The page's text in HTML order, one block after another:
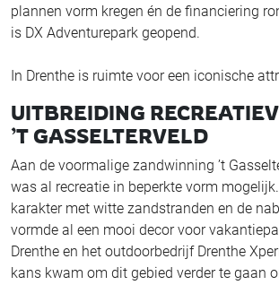
plannen vorm kregen én de financiering
is DX Adventurepark geopend.
In Drenthe is ruimte voor een iconische
UITBREIDING
’T GASSELTERVELD
Aan de voormalige zandwinning ’t
was al recreatie in beperkte vorm
karakter met witte zandstranden en de
vormde al een mooi decor voor
Drenthe en het outdoorbedrijf Drenthe
kans kwam om dit gebied verder te gaan